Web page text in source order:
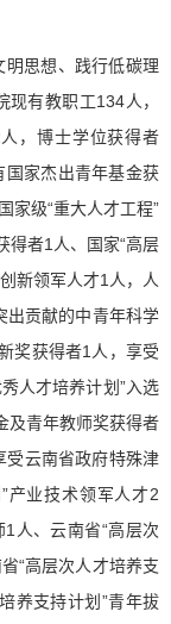
思想、践行低碳理
有教职工134人，
，博士学位获得者
国家杰出青年基金获
家级“重大人才工程”
得者1人、国家“高层
新领军人才1人，人
出贡献的中青年科学
奖获得者1人，享受
人才培养计划”入选
及青年教师奖获得者
受云南省政府特殊津
产业技术领军人才2
人、云南省“高层次
“高层次人才培养支
养支持计划”青年拔